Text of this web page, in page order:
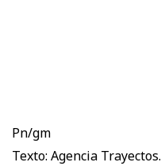
Pn/gm
Texto: Agencia Trayectos.